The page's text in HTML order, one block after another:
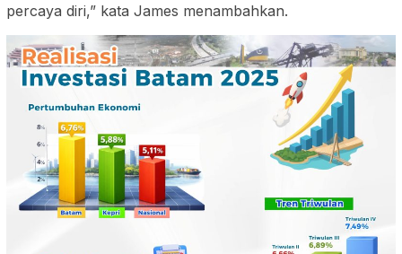
percaya diri,” kata James menambahkan.